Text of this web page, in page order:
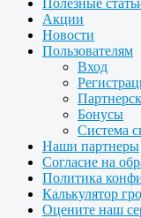
Полезные
Акции
Новости
Пользователям
Вход
Бонусы
Система
Наши партнеры
Согласие на
Политика
Калькулятор
Оцените наш